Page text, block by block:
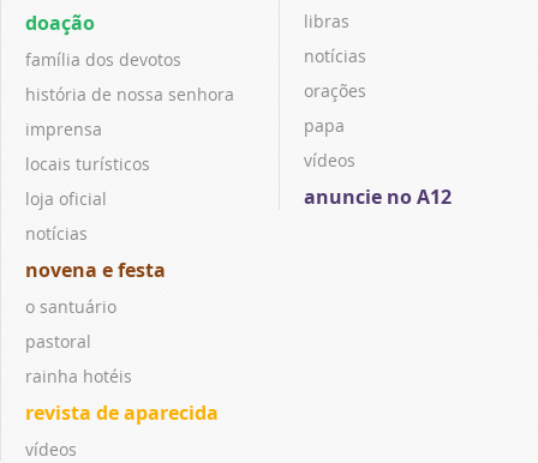
doação
família dos devotos
história de nossa senhora
imprensa
locais turísticos
loja oficial
notícias
novena e festa
o santuário
pastoral
rainha hotéis
revista de aparecida
vídeos
libras
notícias
orações
papa
vídeos
anuncie no A12